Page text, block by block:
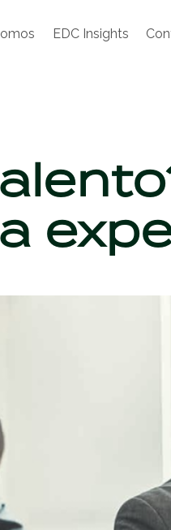
EDC Insights